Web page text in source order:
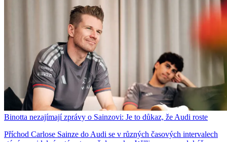
Binotta nezajímají zprávy o Sainzovi: Je to důkaz, že Audi roste
Příchod Carlose Sainze do Audi se v různých časových intervalech